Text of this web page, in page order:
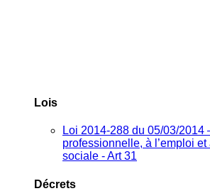
Lois
Loi 2014-288 du 05/03/2014
professionnelle, à l’emploi
sociale - Art 31
Décrets